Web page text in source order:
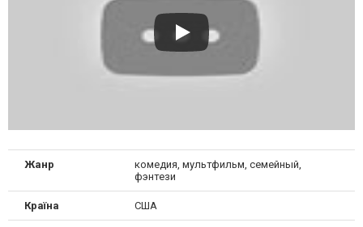
Жанр
комедия, мультфильм, семейный,
фэнтези
Країна США